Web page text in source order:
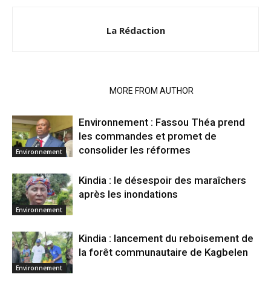
La Rédaction
MORE FROM AUTHOR
Environnement
Environnement : Fassou Théa prend
les commandes et promet de
consolider les réformes
Environnement
Kindia : le désespoir des maraîchers
après les inondations
Environnement
Kindia : lancement du reboisement de
la forêt communautaire de Kagbelen